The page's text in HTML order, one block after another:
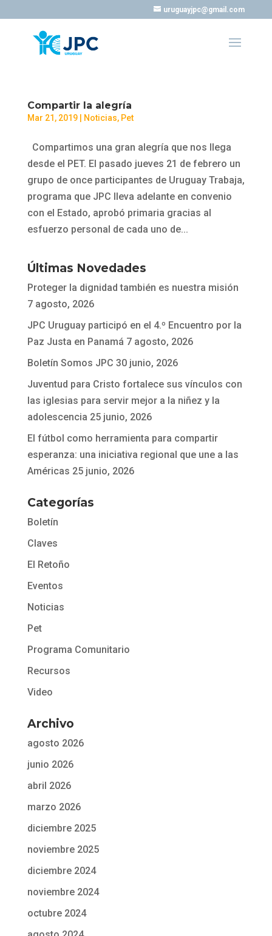
uruguayjpc@gmail.com
Compartir la alegría
Mar 21, 2019| Noticias, Pet
Compartimos una gran alegría que nos llega
desde el PET. El pasado jueves 21 de febrero un
grupo de once participantes de Uruguay Trabaja,
programa que JPC lleva adelante en convenio
con el Estado, aprobó primaria gracias al
esfuerzo personal de cada uno de...
Últimas Novedades
Proteger la dignidad también es nuestra misión
7 agosto, 2026
JPC Uruguay participó en el 4.º Encuentro por la
Paz Justa en Panamá 7 agosto, 2026
Boletín Somos JPC 30 junio, 2026
Juventud para Cristo fortalece sus vínculos con
las iglesias para servir mejor a la niñez y la
adolescencia 25 junio, 2026
El fútbol como herramienta para compartir
esperanza: una iniciativa regional que une a las
Américas 25 junio, 2026
Categorías
Boletín
Claves
El Retoño
Eventos
Noticias
Pet
Programa Comunitario
Recursos
Video
Archivo
agosto 2026
junio 2026
abril 2026
marzo 2026
diciembre 2025
noviembre 2025
diciembre 2024
noviembre 2024
octubre 2024